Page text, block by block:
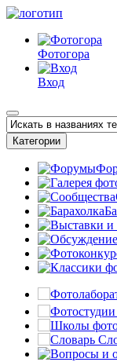
Фотогора
Вход
Категории